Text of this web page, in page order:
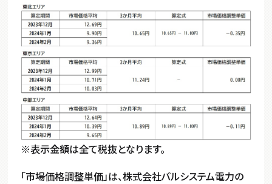
※表示金額は全て税抜となります。
「市場価格調整単価」は、株式会社パルシステム電力の